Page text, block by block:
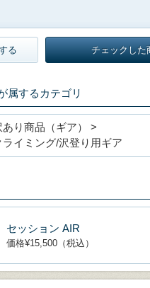
る チェックした
属するカテゴリ
あり商品（ギア） >
ライミング/沢登り用ギア
セッション AIR
価格¥15,500（税込）